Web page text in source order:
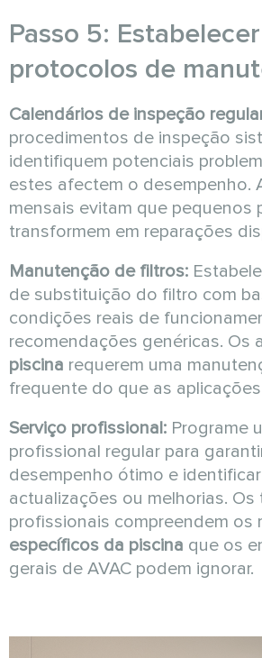
Passo 5: Estabelecer
protocolos de
Calendários de inspeção
procedimentos de inspeção
identifiquem potenciais
estes afectem o desempenho.
mensais evitam que pequenos
transformem em reparações
Manutenção de filtros:
de substituição do filtro com
condições reais de
recomendações genéricas. Os
piscina requerem uma
frequente do que as
Serviço profissional: Programe
profissional regular para
desempenho ótimo e
actualizações ou melhorias. Os
profissionais compreendem os
específicos da piscina que os
gerais de AVAC podem ignorar.